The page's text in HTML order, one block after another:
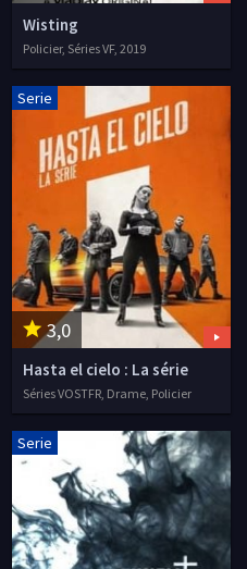
Wisting
Policier, Séries VF, 2019
3,0
Serie
Hasta el cielo : La série
Séries VOSTFR, Drame, Policier
Serie